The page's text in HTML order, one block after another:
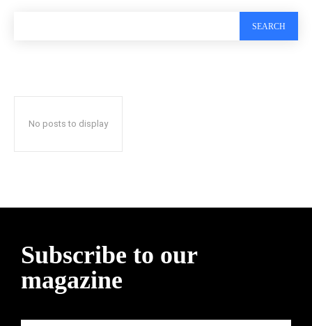
SEARCH
No posts to display
Subscribe to our
magazine